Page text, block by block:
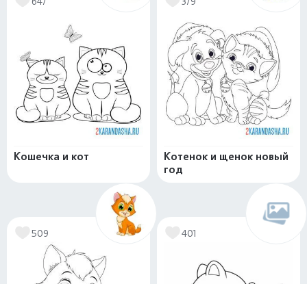
Кошечка и кот
Котенок и щенок новый
год
509 401